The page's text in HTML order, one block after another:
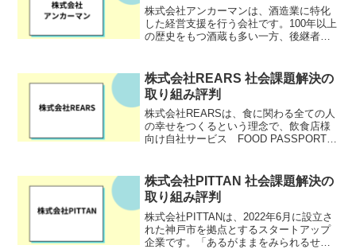
株式会社アンカーマンは、酒造業に特化
した経営支援を行う会社です。100年以上
の歴史をもつ酒蔵も多い一方、後継者不
ません。「伝統文化から日本を刺激す
る」をスローガンに掲げ...
株式会社REARS 社会課題解決の
取り組み評判
株式会社REARSは、食に関わる全ての人
の幸せをつくるという理念で、飲食店様
向け自社サービス FOOD PASSPORTの
株式会社PITTAN 社会課題解決の
取り組み評判
株式会社PITTANは、2022年6月に設立さ
れた神戸市を拠点とするスタートアップ
企業です。「あるがままをみられるせか